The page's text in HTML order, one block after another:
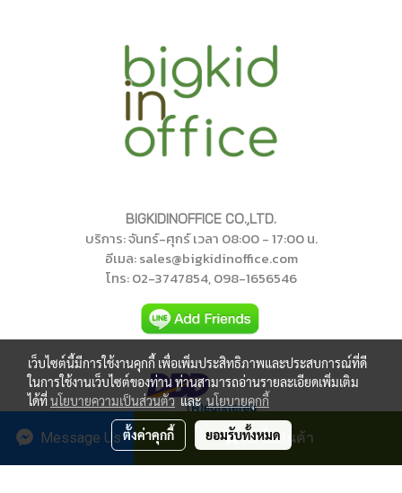
สั่งซื้อสินค้า
Message Us
BIGKIDINOFFICE CO.,LTD.
บริการ: จันทร์-ศุกร์ เวลา 08:00 - 17:00 น.
อีเมล: sales@bigkidinoffice.com
โทร: 02-3747854, 098-1656546
©2018 บิ๊กคิดอินออฟฟิศ สงวนลิขสิทธิ์
เว็บไซต์นี้มีการใช้งานคุกกี้ เพื่อเพิ่มประสิทธิภาพและประสบการณ์ที่ดี
ในการใช้งานเว็บไซต์ของท่าน ท่านสามารถอ่านรายละเอียดเพิ่มเติม
ได้ที่นโยบายความเป็นส่วนตัวและ นโยบายคุกกี้
ตั้งค่าคุกกี้ ยอมรับทั้งหมด